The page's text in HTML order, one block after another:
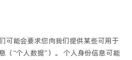
可能会要求您向我们提供某些可用于
（“个人数据”）。 个人身份信息可能